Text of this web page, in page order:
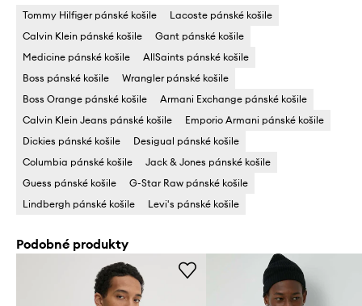
Tommy Hilfiger pánské košile
Lacoste pánské košile
Calvin Klein pánské košile
Gant pánské košile
Medicine pánské košile
AllSaints pánské košile
Boss pánské košile
Wrangler pánské košile
Boss Orange pánské košile
Armani Exchange pánské košile
Calvin Klein Jeans pánské košile
Emporio Armani pánské košile
Dickies pánské košile
Desigual pánské košile
Columbia pánské košile
Jack & Jones pánské košile
Guess pánské košile
G-Star Raw pánské košile
Lindbergh pánské košile
Levi's pánské košile
Podobné produkty